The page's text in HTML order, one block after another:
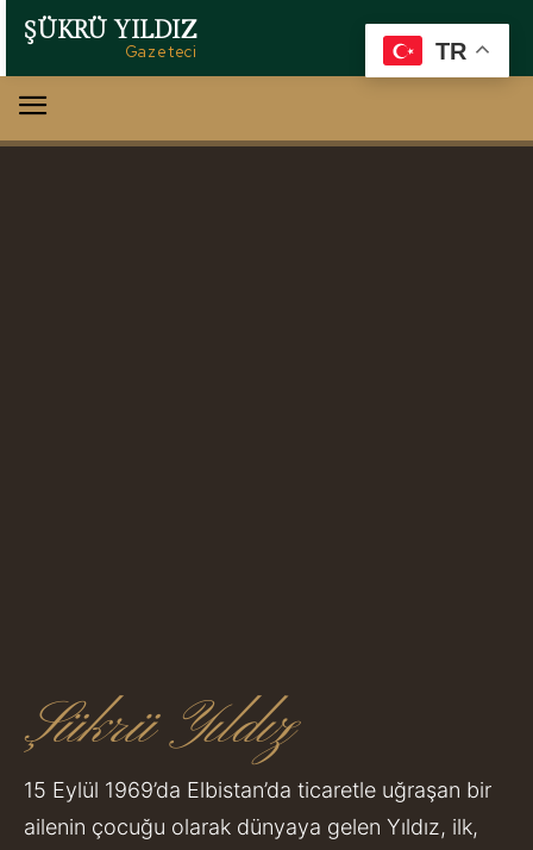
ŞÜKRÜ YILDIZ
Gazeteci
Şükrü Yıldız
15 Eylül 1969’da Elbistan’da ticaretle uğraşan bir
ailenin çocuğu olarak dünyaya gelen Yıldız, ilk,
TR